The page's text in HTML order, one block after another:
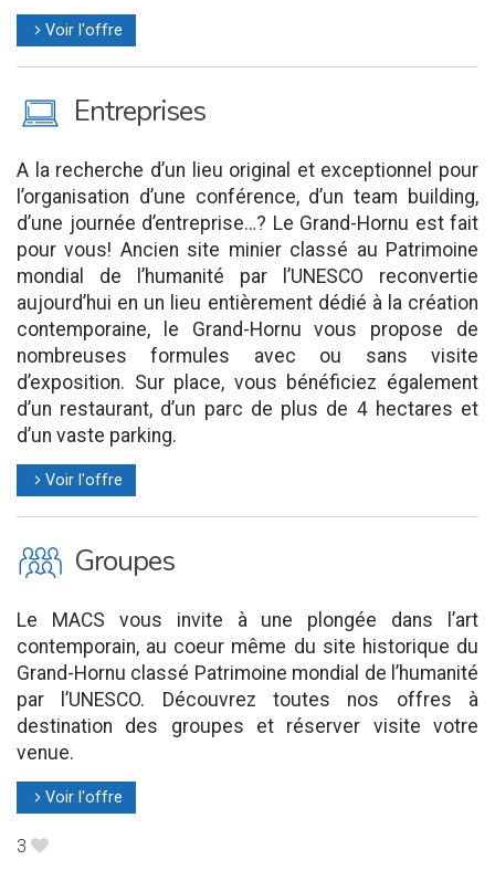
l Voir l'offre
M Entreprises
A la recherche d’un lieu original et exceptionnel pour
l’organisation d’une conférence, d’un team building,
d’une journée d’entreprise…? Le Grand-Hornu est fait
pour vous! Ancien site minier classé au Patrimoine
mondial de l’humanité par l’UNESCO reconvertie
aujourd’hui en un lieu entièrement dédié à la création
contemporaine, le Grand-Hornu vous propose de
nombreuses formules avec ou sans visite
d’exposition. Sur place, vous bénéficiez également
d’un restaurant, d’un parc de plus de 4 hectares et
d’un vaste parking.
l Voir l'offre
O Groupes
Le MACS vous invite à une plongée dans l’art
contemporain, au coeur même du site historique du
Grand-Hornu classé Patrimoine mondial de l’humanité
par l’UNESCO. Découvrez toutes nos offres à
destination des groupes et réserver visite votre
venue.
l Voir l'offre
3 B